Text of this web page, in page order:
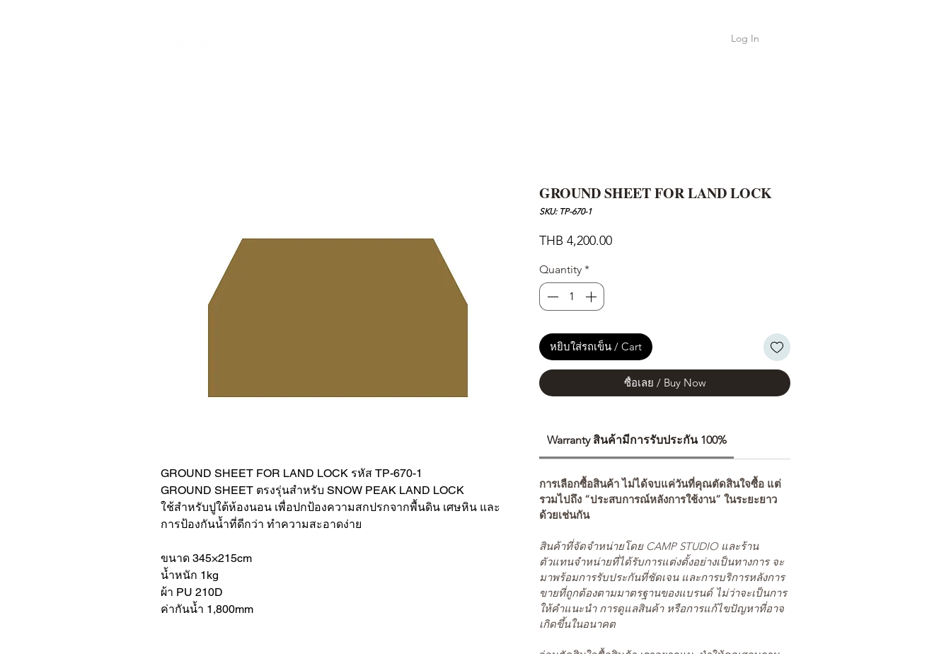
Log In
GROUND SHEET FOR LAND LOCK รหัส TP-670-1
GROUND SHEET ตรงรุ่นสำหรับ SNOW PEAK LAND LOCK
ใช้สำหรับปูใต้ห้องนอน เพื่อปกป้องความสกปรกจากพื้นดิน เศษหิน และ
การป้องกันน้ำที่ดีกว่า ทำความสะอาดง่าย
ขนาด 345×215cm
น้ำหนัก 1kg
ผ้า PU 210D
ค่ากันน้ำ 1,800mm
GROUND SHEET FOR LAND LOCK
SKU: TP-670-1
THB 4,200.00Price
Quantity *
หยิบใส่รถเข็น / Cart
ซื้อเลย / Buy Now
Warranty สินค้ามีการรับประกัน 100%
การเลือกซื้อสินค้า ไม่ได้จบแค่วันที่คุณตัดสินใจซื้อ แต่
รวมไปถึง “ประสบการณ์หลังการใช้งาน” ในระยะยาว
ด้วยเช่นกัน
สินค้าที่จัดจำหน่ายโดย CAMP STUDIO และร้าน
ตัวแทนจำหน่ายที่ได้รับการแต่งตั้งอย่างเป็นทางการ จะ
มาพร้อมการรับประกันที่ชัดเจน และการบริการหลังการ
ขายที่ถูกต้องตามมาตรฐานของแบรนด์ ไม่ว่าจะเป็นการ
ให้คำแนะนำ การดูแลสินค้า หรือการแก้ไขปัญหาที่อาจ
เกิดขึ้นในอนาคต